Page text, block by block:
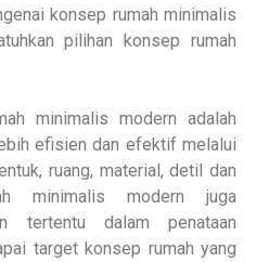
konsep rumah minimalis
pilihan konsep rumah
minimalis modern adalah
efisien dan efektif melalui
ruang, material, detil dan
minimalis modern juga
tertentu dalam penataan
target konsep rumah yang